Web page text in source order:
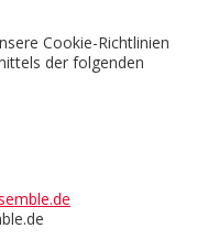
Cookie-Richtlinien
der folgenden